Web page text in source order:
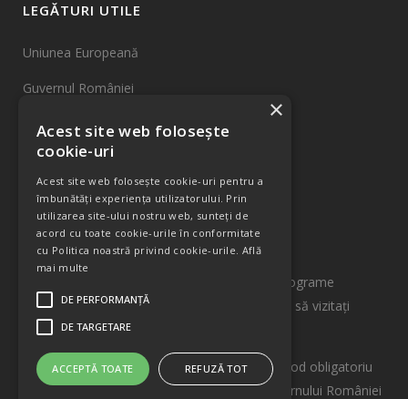
LEGĂTURI UTILE
Uniunea Europeană
Guvernul României
Fonduri UE
INCDTIM Cluj-Napoca
Harta Site
INFORMAȚII
Pentru informații detaliate despre celelalte programe
cofinanțate de Uniunea Europeană vă invităm să vizitaţi
www.fonduri-ue.ro
Conținutul acestui material nu reprezintă în mod obligatoriu
poziția oficială a Uniunii Europene sau a Guvernului României
Acest site web folosește
cookie-uri
Acest site web folosește cookie-uri pentru a
îmbunătăți experiența utilizatorului. Prin
utilizarea site-ului nostru web, sunteți de
acord cu toate cookie-urile în conformitate
cu Politica noastră privind cookie-urile. Află
mai multe
DE PERFORMANȚĂ
DE TARGETARE
ACCEPTĂ TOATE REFUZĂ TOT
×